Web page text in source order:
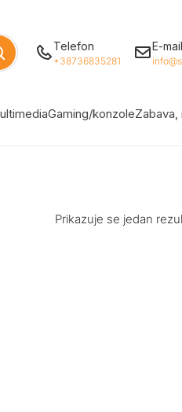
Telefon
+38736835281
E-mail
Gaming/konzole
Prikazuje se jedan